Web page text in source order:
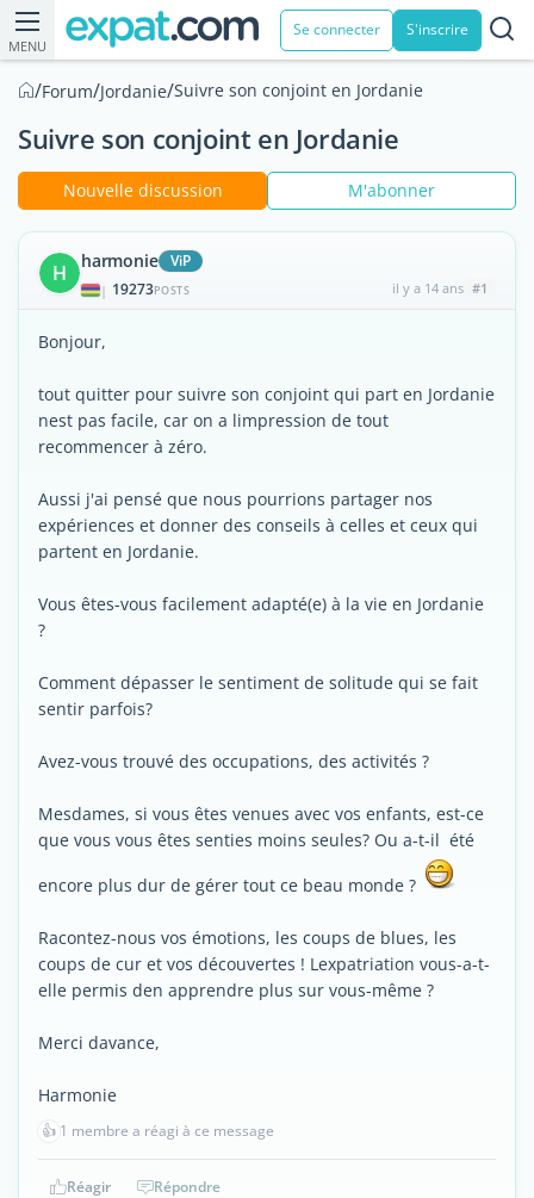
MENU
Se connecter S'inscrire
/Forum/Jordanie/Suivre son conjoint en Jordanie
Suivre son conjoint en Jordanie
Nouvelle discussion M'abonner
H harmonie ViP
| 19273POSTS il y a 14 ans #1
Bonjour,
tout quitter pour suivre son conjoint qui part en Jordanie
nest pas facile, car on a limpression de tout
recommencer à zéro.
Aussi j'ai pensé que nous pourrions partager nos
expériences et donner des conseils à celles et ceux qui
partent en Jordanie.
Vous êtes-vous facilement adapté(e) à la vie en Jordanie
?
Comment dépasser le sentiment de solitude qui se fait
sentir parfois?
Avez-vous trouvé des occupations, des activités ?
Mesdames, si vous êtes venues avec vos enfants, est-ce
que vous vous êtes senties moins seules? Ou a-t-il été
encore plus dur de gérer tout ce beau monde ?
Racontez-nous vos émotions, les coups de blues, les
coups de cur et vos découvertes ! Lexpatriation vous-a-t-
elle permis den apprendre plus sur vous-même ?
Merci davance,
Harmonie
👍 1 membre a réagi à ce message
Réagir Répondre